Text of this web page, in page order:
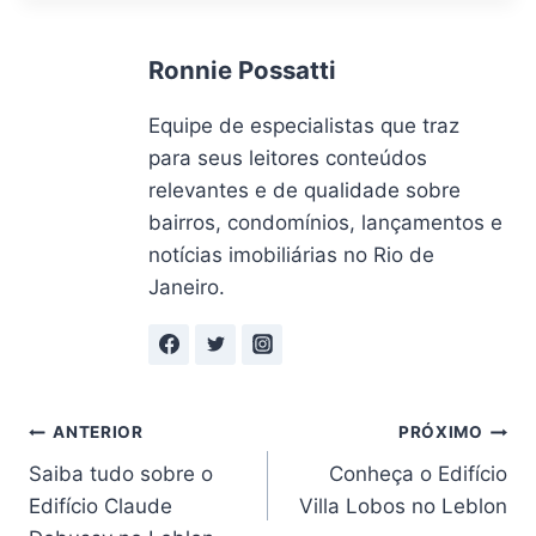
Ronnie Possatti
Equipe de especialistas que traz
para seus leitores conteúdos
relevantes e de qualidade sobre
bairros, condomínios, lançamentos e
notícias imobiliárias no Rio de
Janeiro.
Navegação
de
ANTERIOR
Saiba tudo sobre o
Edifício Claude
PRÓXIMO
Conheça o Edifício
Villa Lobos no Leblon